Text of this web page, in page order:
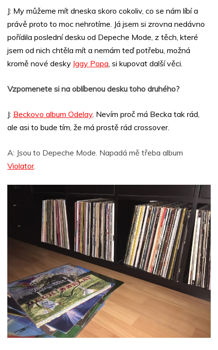
J: My můžeme mít dneska skoro cokoliv, co se nám líbí a
právě proto to moc nehrotíme. Já jsem si zrovna nedávno
pořídila poslední desku od Depeche Mode, z těch, které
jsem od nich chtěla mít a nemám teď potřebu, možná
kromě nové desky Iggy Popa, si kupovat další věci.
Vzpomenete si na oblíbenou desku toho druhého?
J: Beckovo album Odelay. Nevím proč má Becka tak rád,
ale asi to bude tím, že má prostě rád crossover.
A: Jsou to Depeche Mode. Napadá mě třeba album
Violator.